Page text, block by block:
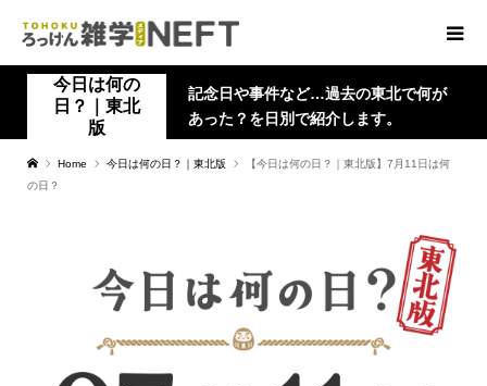
今日は何の
日？｜東北
版
記念日や事件など…過去の東北で何が
あった？を日別で紹介します。
Home 今日は何の日？｜東北版
【今日は何の日？｜東北版】7月11日は何
の日？